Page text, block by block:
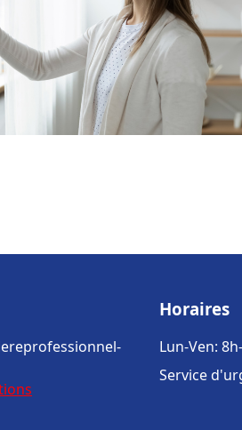
Horaires
Lun-Ven:
Service